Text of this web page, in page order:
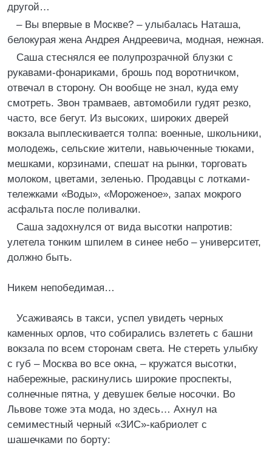
другой…
– Вы впервые в Москве? – улыбалась Наташа,
белокурая жена Андрея Андреевича, модная, нежная.
Саша стеснялся ее полупрозрачной блузки с
рукавами-фонариками, брошь под воротничком,
отвечал в сторону. Он вообще не знал, куда ему
смотреть. Звон трамваев, автомобили гудят резко,
часто, все бегут. Из высоких, широких дверей
вокзала выплескивается толпа: военные, школьники,
молодежь, сельские жители, навьюченные тюками,
мешками, корзинами, спешат на рынки, торговать
молоком, цветами, зеленью. Продавцы с лотками-
тележками «Воды», «Мороженое», запах мокрого
асфальта после поливалки.
Саша задохнулся от вида высотки напротив:
улетела тонким шпилем в синее небо – университет,
должно быть.
Никем непобедимая…
Усаживаясь в такси, успел увидеть черных
каменных орлов, что собирались взлететь с башни
вокзала по всем сторонам света. Не стереть улыбку
с губ – Москва во все окна, – кружатся высотки,
набережные, раскинулись широкие проспекты,
солнечные пятна, у девушек белые носочки. Во
Львове тоже эта мода, но здесь… Ахнул на
семиместный черный «ЗИС»-кабриолет с
шашечками по борту: